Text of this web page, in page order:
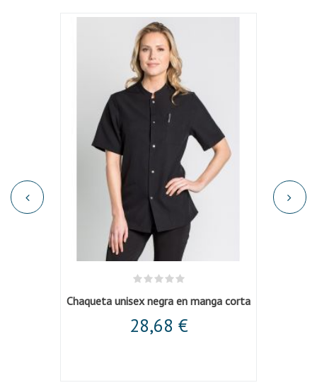
Chaqueta unisex negra en manga corta
28,68 €